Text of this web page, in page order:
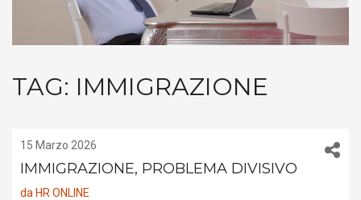
TAG: IMMIGRAZIONE
15 Marzo 2026
IMMIGRAZIONE, PROBLEMA DIVISIVO
da HR ONLINE